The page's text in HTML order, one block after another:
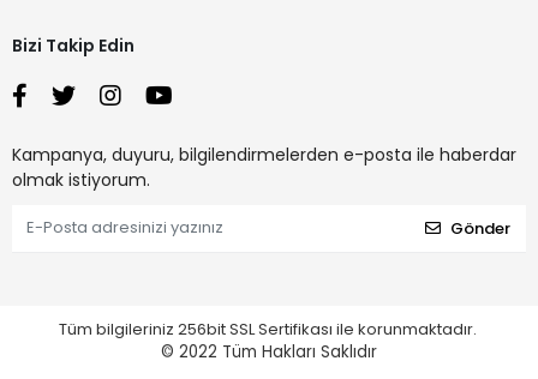
Bizi Takip Edin
Kampanya, duyuru, bilgilendirmelerden e-posta ile haberdar
olmak istiyorum.
Gönder
Tüm bilgileriniz 256bit SSL Sertifikası ile korunmaktadır.
© 2022 Tüm Hakları Saklıdır